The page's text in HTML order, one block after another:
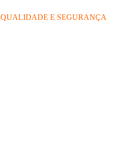
QUALIDADE E SEGURANÇA